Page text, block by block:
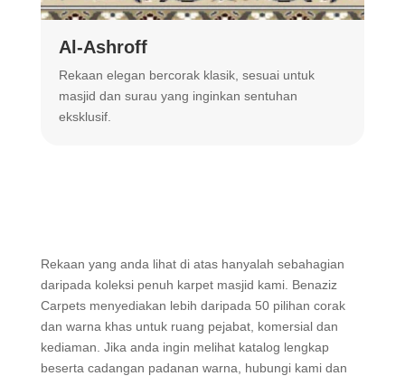
Al-Ashroff
Rekaan elegan bercorak klasik, sesuai untuk
masjid dan surau yang inginkan sentuhan
eksklusif.
Rekaan yang anda lihat di atas hanyalah sebahagian
daripada koleksi penuh karpet masjid kami. Benaziz
Carpets menyediakan lebih daripada 50 pilihan corak
dan warna khas untuk ruang pejabat, komersial dan
kediaman. Jika anda ingin melihat katalog lengkap
beserta cadangan padanan warna, hubungi kami dan